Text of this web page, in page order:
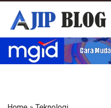
Ajip Blog